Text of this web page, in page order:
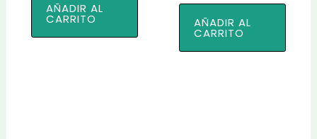
AÑADIR AL
CARRITO AÑADIR AL
CARRITO